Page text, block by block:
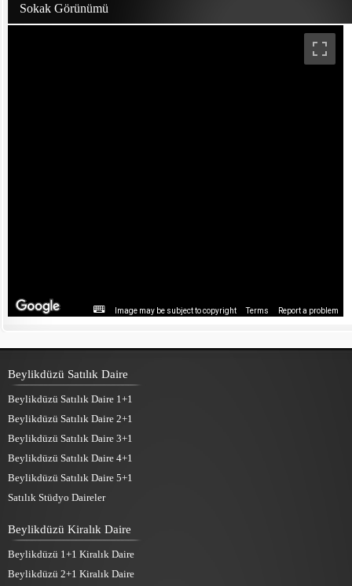
Sokak Görünümü
Image may be subject to copyright Terms Report a problem
Beylikdüzü Satılık Daire
Beylikdüzü Satılık Daire 1+1
Beylikdüzü Satılık Daire 2+1
Beylikdüzü Satılık Daire 3+1
Beylikdüzü Satılık Daire 4+1
Beylikdüzü Satılık Daire 5+1
Satılık Stüdyo Daireler
Beylikdüzü Kiralık Daire
Beylikdüzü 1+1 Kiralık Daire
Beylikdüzü 2+1 Kiralık Daire